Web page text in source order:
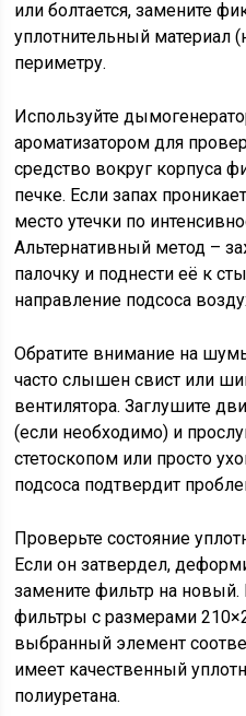
или болтается, замените
уплотнительный материал
периметру.
Используйте
ароматизатором для
средство вокруг корпуса
печке. Если запах
место утечки по
Альтернативный метод –
палочку и поднести её к
направление подсоса
Обратите внимание на
часто слышен свист или
вентилятора. Заглушите
(если необходимо) и
стетоскопом или просто
подсоса подтвердит
Проверьте состояние
Если он затвердел,
замените фильтр на новый.
фильтры с размерами
выбранный элемент
имеет качественный
полиуретана.